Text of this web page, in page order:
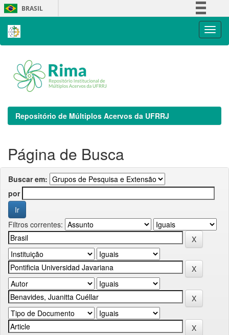
Skip
navigation
BRASIL
Repositório de Múltiplos Acervos da UFRRJ
Página de Busca
Buscar em:
por
Filtros correntes: